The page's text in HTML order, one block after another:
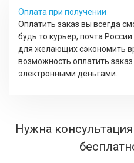
Оплата при получении
Оплатить заказ вы всегда
будь то курьер, почта
для желающих сэкономить
возможность оплатить заказ
электронными деньгами.
Нужна